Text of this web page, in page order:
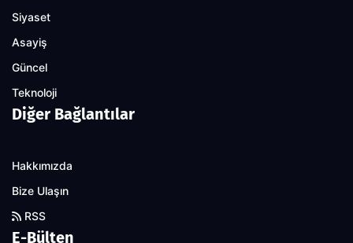
Siyaset
Asayiş
Güncel
Teknoloji
Diğer Bağlantılar
Hakkımızda
Bize Ulaşın
RSS
E-Bülten